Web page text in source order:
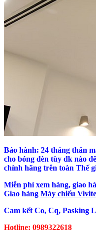
Bảo hành: 24 tháng thân
cho bóng đèn tùy đk nào
chính hãng trên toàn Thế
Miễn phí xem hàng, giao
Giao hàng Máy chiếu
Cam kết Co, Cq, Pasking
Hotline: 0989322618